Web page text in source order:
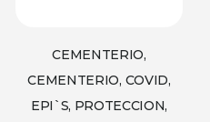
CEMENTERIO,
CEMENTERIO, COVID,
EPI`S, PROTECCION,